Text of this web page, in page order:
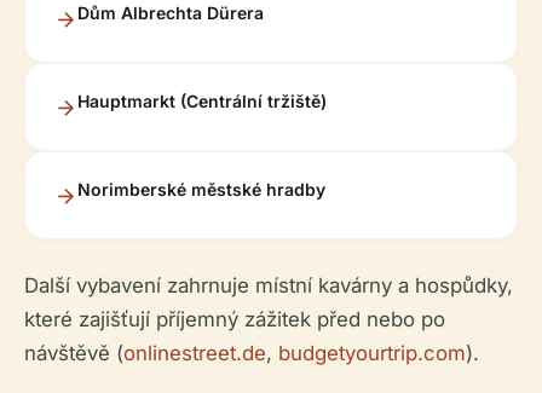
Dům Albrechta Dürera
Hauptmarkt (Centrální tržiště)
Norimberské městské hradby
Další vybavení zahrnuje místní kavárny a hospůdky,
které zajišťují příjemný zážitek před nebo po
návštěvě (onlinestreet.de, budgetyourtrip.com).